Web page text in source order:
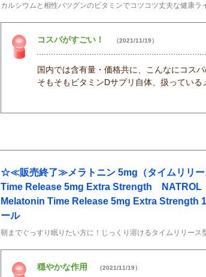
カルシウムと相性バツグンのビタミンでコツコツ丈夫な健康ラ
コスパがすごい！ （2021/11/19）
国内では含有量・価格共に、こんなにコスパ
そもそもビタミンDサプリ自体、扱っている
☆≪販売終了≫メラトニン 5mg（タイムリリー
Time Release 5mg Extra Strength NATROL
Melatonin Time Release 5mg Extra Strength
ール
朝までぐっすり眠りたい方に！じっくり溶けるタイムリリース
穏やかな作用 （2021/11/19）